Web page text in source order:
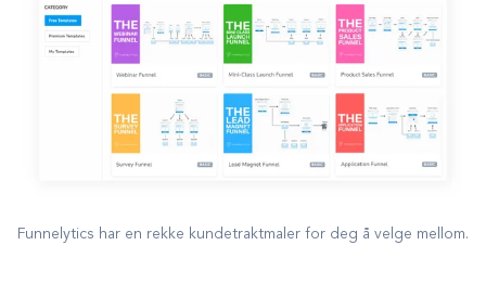
Funnelytics har en rekke kundetraktmaler for deg å velge mellom.